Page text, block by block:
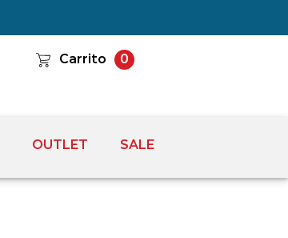
Carrito 0
OUTLET SALE